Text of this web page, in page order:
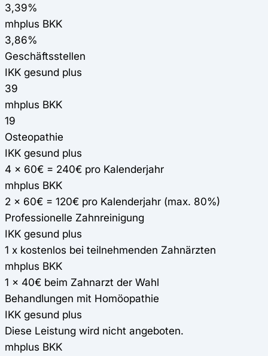
3,39%
mhplus BKK
3,86%
Geschäftsstellen
IKK gesund plus
39
mhplus BKK
19
Osteopathie
IKK gesund plus
4 x 60€ = 240€ pro Kalenderjahr
mhplus BKK
2 x 60€ = 120€ pro Kalenderjahr (max. 80%)
Professionelle Zahnreinigung
IKK gesund plus
1 x kostenlos bei teilnehmenden Zahnärzten
mhplus BKK
1 x 40€ beim Zahnarzt der Wahl
Behandlungen mit Homöopathie
IKK gesund plus
Diese Leistung wird nicht angeboten.
mhplus BKK